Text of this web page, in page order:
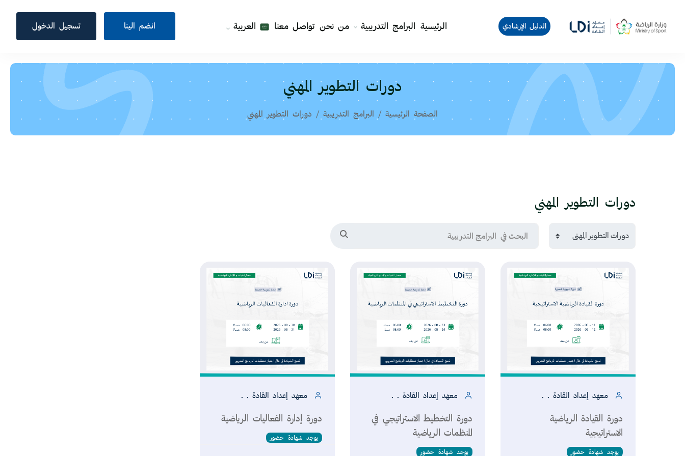
الدليل الإرشادي الرئيسية البرامج التدريبية من نحن تواصل معنا العربية انضم الينا تسجيل الدخول
دورات التطوير المهني
الصفحة الرئيسية البرامج التدريبية دورات التطوير المهني
دورات التطوير المهني
الكتل
تصنيفات البرامج التدريبية
البحث في البرامج التدريبية
معهد إعداد القادة . .
دورة القيادة الرياضية
الاستراتيجية
يوجد شهادة حضور
معهد إعداد القادة . .
الاستراتيجية
١١ أغسطس ٢٠٢٦
سجل الآن
معهد إعداد القادة . .
دورة التخطيط الاستراتيجي في
المنظمات الرياضية
يوجد شهادة حضور
معهد إعداد القادة . .
المنظمات الرياضية
٢٣ أغسطس ٢٠٢٦
سجل الآن
معهد إعداد القادة . .
دورة إدارة الفعاليات الرياضية
يوجد شهادة حضور